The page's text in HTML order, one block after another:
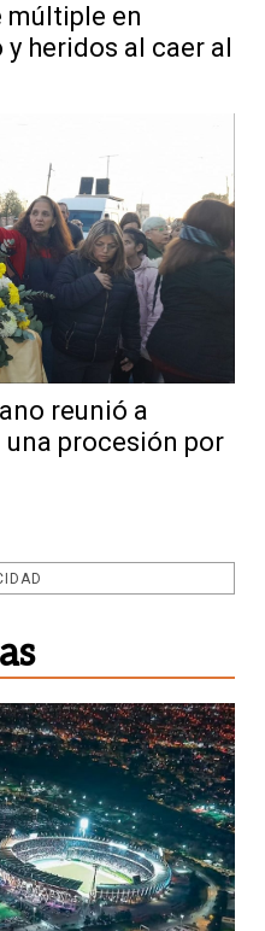
múltiple en
heridos al caer al
reunió a
procesión por